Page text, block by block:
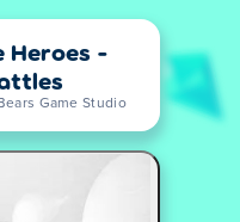
Heroes -
Game Studio